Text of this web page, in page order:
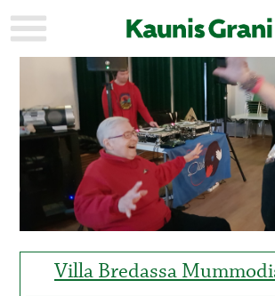
KAUPUNKI
STADEN
AJANKOHTAISTA
AKTUELLT
URHEILU
IDROTT
KULTTUURI
KULTUR
HISTORIA
HISTORIA
YLEINEN
ALLMÄN
MAINOSTAJILLE
FÖR
ANNONSÖRER
Villa Bredassa